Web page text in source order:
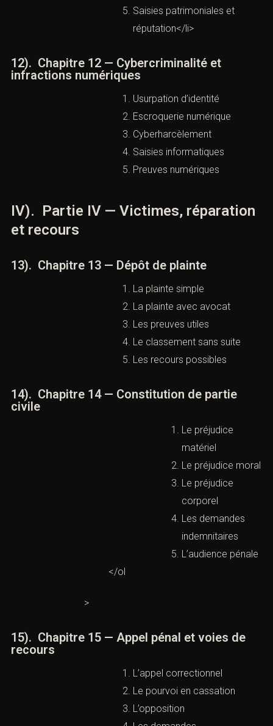
Corruption et abus de biens
sociaux
réputation</li>
12). Chapitre 12 — Cybercriminalité et
infractions numériques
Usurpation d’identité
Escroquerie numérique
Cyberharcèlement
Preuves numériques
réparation et recours
13). Chapitre 13 — Dépôt de plainte
La plainte simple
La plainte avec avocat
Les preuves utiles
Les recours possibles
14). Chapitre 14 — Constitution de partie
Le préjudice
matériel
Le préjudice
moral
Le préjudice
corporel
</ol
15). Chapitre 15 — Appel pénal et voies de